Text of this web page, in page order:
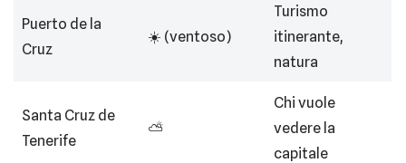
Puerto de la
Cruz
☀️ (ventoso)
Turismo
itinerante,
natura
Santa Cruz de
Tenerife
⛅
Chi vuole
vedere la
capitale